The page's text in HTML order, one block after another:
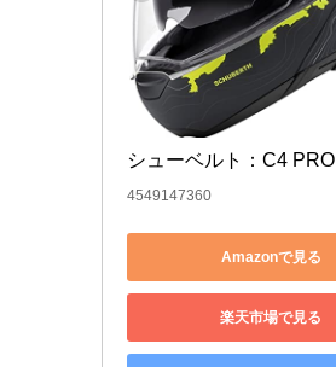
シューベルト：C4 PRO
4549147360
Amazonで見る
楽天市場で見る